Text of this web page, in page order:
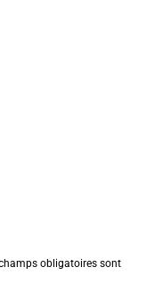
obligatoires sont